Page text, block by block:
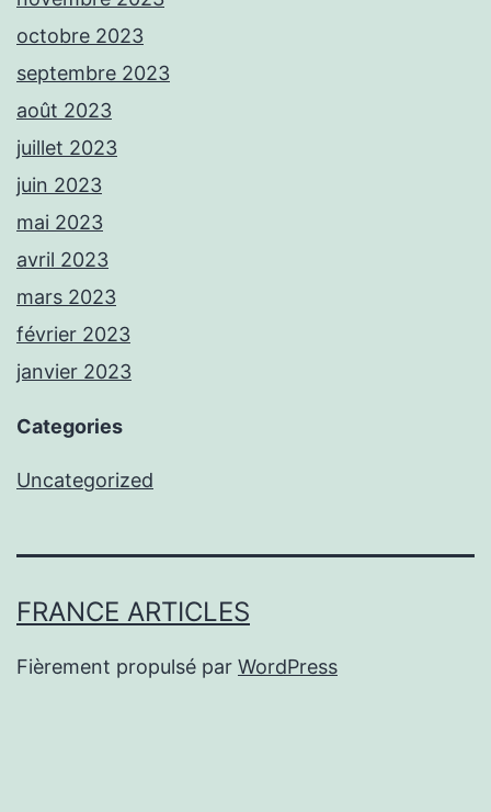
octobre 2023
septembre 2023
août 2023
juillet 2023
juin 2023
mai 2023
avril 2023
mars 2023
février 2023
janvier 2023
Categories
Uncategorized
FRANCE ARTICLES
Fièrement propulsé par WordPress